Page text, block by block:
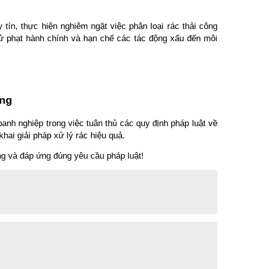
thực hiện nghiêm ngặt việc phân loại rác thải công
hành chính và hạn chế các tác động xấu đến môi
nghiệp trong việc tuân thủ các quy định pháp luật về
giải pháp xử lý rác hiệu quả.
và đáp ứng đúng yêu cầu pháp luật!